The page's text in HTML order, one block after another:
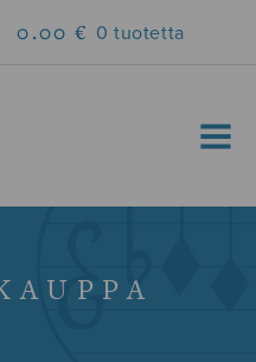
0.00 € 0 tuotetta
MENU